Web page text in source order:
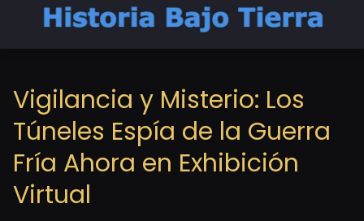
Vigilancia y Misterio: Los
Túneles Espía de la Guerra
Fría Ahora en Exhibición
Virtual